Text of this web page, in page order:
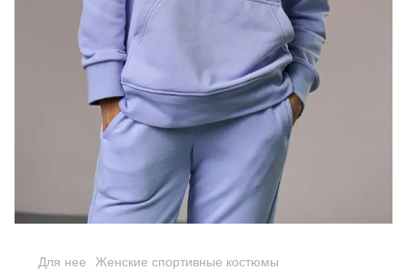
Для нее Женские спортивные костюмы